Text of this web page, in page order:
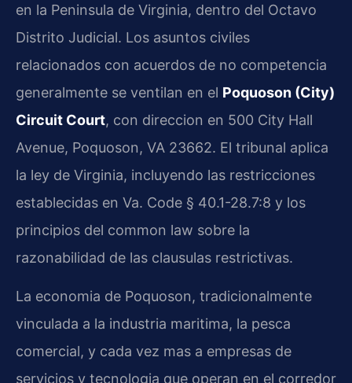
en la Peninsula de Virginia, dentro del Octavo
Distrito Judicial. Los asuntos civiles
relacionados con acuerdos de no competencia
generalmente se ventilan en el Poquoson (City)
Circuit Court, con direccion en 500 City Hall
Avenue, Poquoson, VA 23662. El tribunal aplica
la ley de Virginia, incluyendo las restricciones
establecidas en Va. Code § 40.1-28.7:8 y los
principios del common law sobre la
razonabilidad de las clausulas restrictivas.
La economia de Poquoson, tradicionalmente
vinculada a la industria maritima, la pesca
comercial, y cada vez mas a empresas de
servicios y tecnologia que operan en el corredor